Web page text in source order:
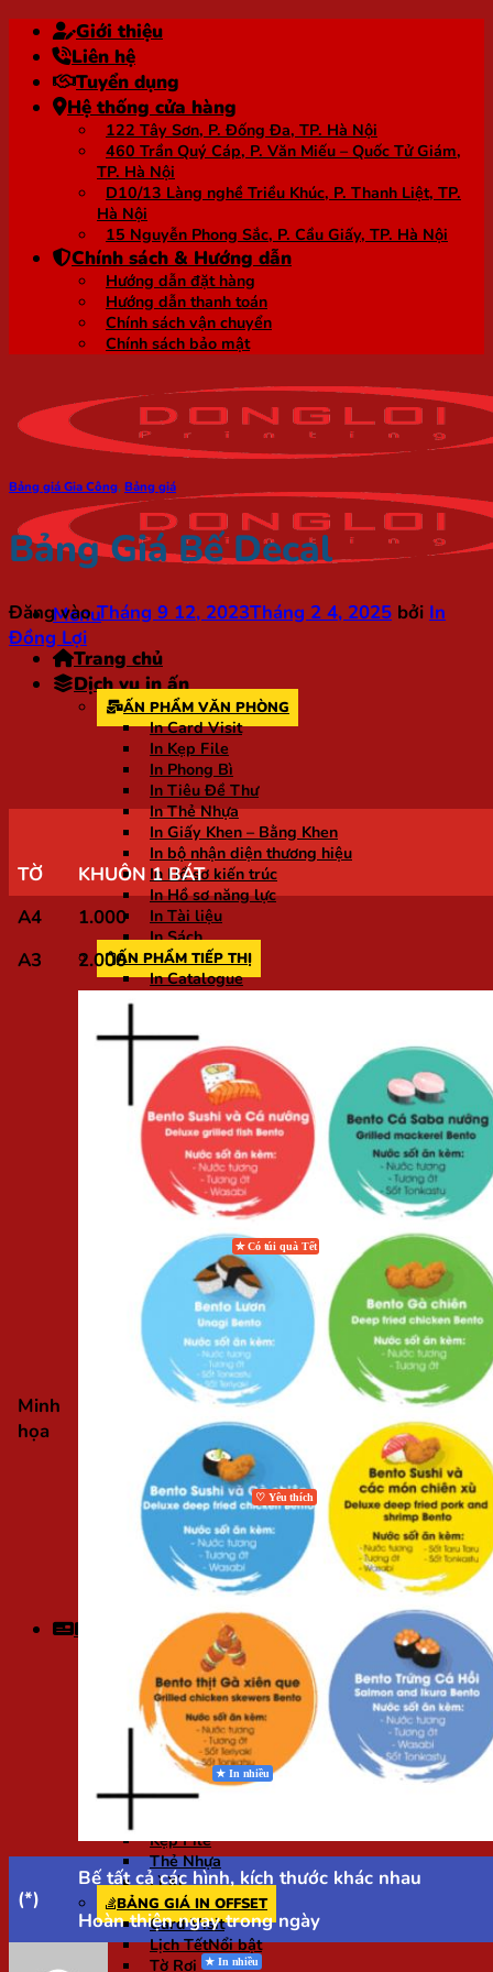
qua
nội
dung
Giới thiệu
Liên hệ
Tuyển dụng
Hệ thống cửa hàng
122 Tây Sơn, P. Đống Đa, TP. Hà Nội
460 Trần Quý Cáp, P. Văn Miếu – Quốc Tử Giám,
TP. Hà Nội
D10/13 Làng nghề Triều Khúc, P. Thanh Liệt, TP.
Hà Nội
15 Nguyễn Phong Sắc, P. Cầu Giấy, TP. Hà Nội
Chính sách & Hướng dẫn
Hướng dẫn đặt hàng
Hướng dẫn thanh toán
Chính sách vận chuyển
Chính sách bảo mật
Menu
Trang chủ
Dịch vụ in ấn
ẤN PHẨM VĂN PHÒNG
In Card Visit
In Kẹp File
In Phong Bì
In Tiêu Đề Thư
In Thẻ Nhựa
In Giấy Khen – Bằng Khen
In bộ nhận diện thương hiệu
In Hồ sơ kiến trúc
In Hồ sơ năng lực
In Tài liệu
In Sách
ẤN PHẨM TIẾP THỊ
In Catalogue
In Tờ Gấp
In Voucher
In Menu
In Standee
In Poster
In Quạt
In Hashtag
In Vòng Tay
ẤN PHẨM BAO BÌ
In Hộp Giấy Carton
In Túi Giấy
In Tag Mác
In Tem Nhãn
In Sticker
In UV DTF
In Tem Nhựa Phủ Epoxy
ẤN PHẨM KHÁC
In Biểu Mẫu
In Kỷ Yếu
In Lì Xì
In Lịch
In Thiệp Mời, Giấy Mời
In Thiệp Cưới
In Flashcard
In Gia Phả
Bảng Tên Để Bàn
In Ảnh Gỗ Laminate
Bảng giá
BẢNG GIÁ IN NHANH
Card Visit
Thiệp Mời
Voucher
Tờ Gấp
Tờ Rơi
Lịch Tết
Catalogue
Kẹp File
Thẻ Nhựa
Lì Xì
BẢNG GIÁ IN OFFSET
Card Visit
Lịch Tết
Tờ Rơi
Bảng giá Gia Công, Bảng giá
Bảng Giá Bế Decal
Đăng vàoTháng 9 12, 2023Tháng 2 4, 2025 bởi In
Đồng Lợi
TỜ
KHUÔN 1 BÁT
A4
1.000
A3
2.000
Minh
họa
(*)
Bế tất cả các hình, kích thước khác nhau
Hoàn thiện ngay trong ngày